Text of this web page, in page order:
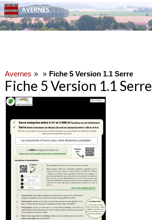
Avernes Fiche 5 Version 1.1 Serre
Fiche 5 Version 1.1 Serre